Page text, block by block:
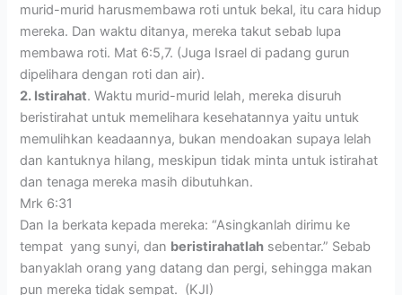
murid-murid harusmembawa roti untuk bekal, itu cara hidup
mereka. Dan waktu ditanya, mereka takut sebab lupa
membawa roti. Mat 6:5,7. (Juga Israel di padang gurun
dipelihara dengan roti dan air).
2. Istirahat. Waktu murid-murid lelah, mereka disuruh
beristirahat untuk memelihara kesehatannya yaitu untuk
memulihkan keadaannya, bukan mendoakan supaya lelah
dan kantuknya hilang, meskipun tidak minta untuk istirahat
dan tenaga mereka masih dibutuhkan.
Mrk 6:31
Dan Ia berkata kepada mereka: “Asingkanlah dirimu ke
tempat yang sunyi, dan beristirahatlah sebentar.” Sebab
banyaklah orang yang datang dan pergi, sehingga makan
pun mereka tidak sempat. (KJI)